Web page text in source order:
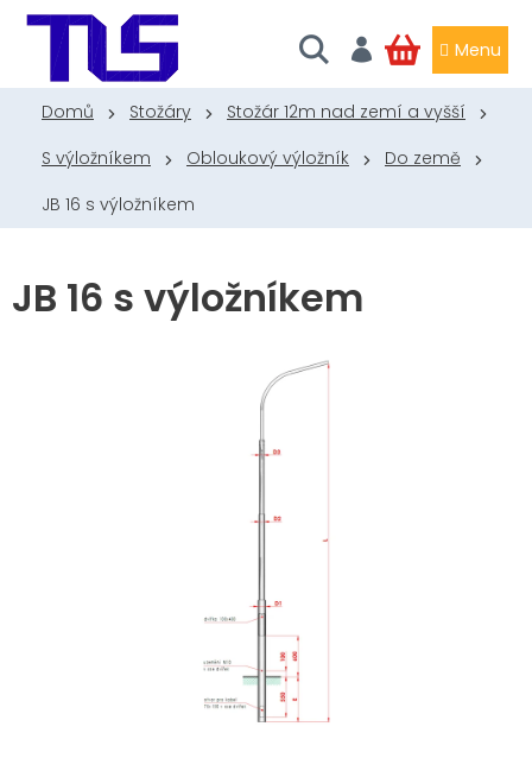
Přejít
NÁKUPNÍ
KOŠÍK
Domů Stožáry
Stožár 12m nad zemí a vyšší
S výložníkem
Obloukový výložník
Do země
JB 16 s výložníkem
JB 16 s výložníkem